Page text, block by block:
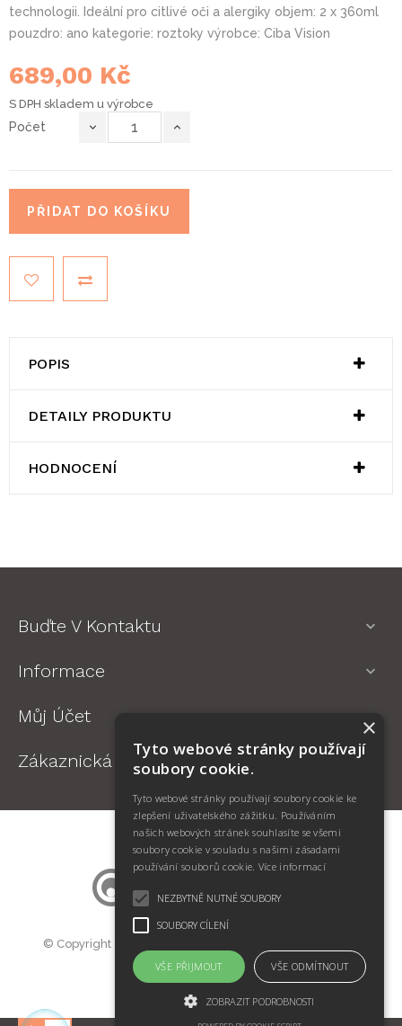
technologii. Ideální pro citlivé oči a alergiky objem: 2 x 360ml
pouzdro: ano kategorie: roztoky výrobce: Ciba Vision
689,00 Kč
S DPH skladem u výrobce
Počet
PŘIDAT DO KOŠÍKU
POPIS
DETAILY PRODUKTU
HODNOCENÍ
Buďte V Kontaktu 
Informace 
Můj Účet
Zákaznická Podpora
© Copyright SWIFT Jan Kotík. Všechna práva vyhrazena.
Prodej oční optiky BigMall.cz
×
Tyto webové stránky používají
soubory cookie.
Tyto webové stránky používají soubory cookie ke
zlepšení uživatelského zážitku. Používáním
našich webových stránek souhlasíte se všemi
soubory cookie v souladu s našimi zásadami
používání souborů cookie. Více informací
NEZBYTNĚ NUTNÉ SOUBORY
SOUBORY CÍLENÍ
VŠE PŘIJMOUT VŠE ODMÍTNOUT
ZOBRAZIT PODROBNOSTI